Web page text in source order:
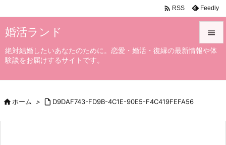
婚活ランド
絶対結婚したいあなたのために。恋愛・婚活・復縁の最新情報や体
験談をお届けするサイトです。



 RSS Feedly
ホーム >  D9DAF743-FD9B-4C1E-90E5-F4C419FEFA56